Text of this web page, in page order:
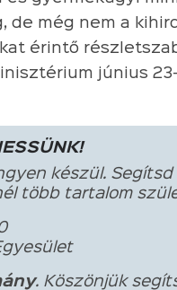
de még nem a
érintő
június
készül.
több tartalom
. Köszönjük